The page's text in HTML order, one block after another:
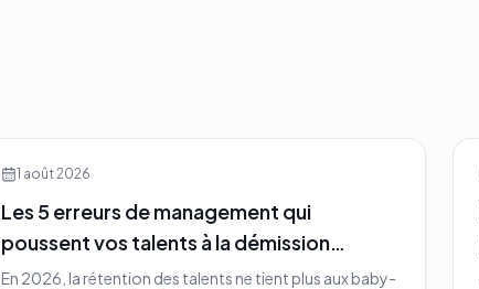
1 août 2026
Les 5 erreurs de management qui
poussent vos talents à la démission
silencieuse en 2026
En 2026, la rétention des talents ne tient plus aux baby-